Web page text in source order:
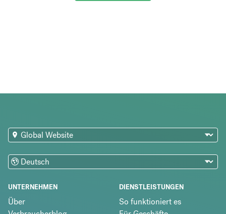
UNTERNEHMEN
Über
DIENSTLEISTUNGEN
So funktioniert es